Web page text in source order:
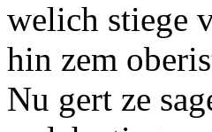
welich stiege
hin zem
Nu gert ze